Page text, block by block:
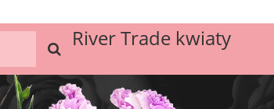
River Trade kwiaty